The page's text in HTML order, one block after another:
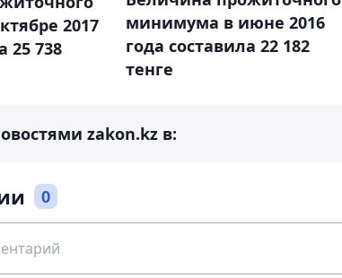
2017
25 738
минимума в июне 2016
года составила 22 182
тенге
zakon.kz в:
0